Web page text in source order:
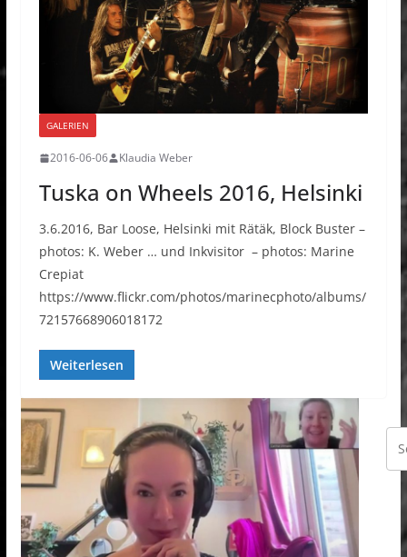
GALERIEN
2016-06-06 Klaudia Weber
Tuska on Wheels 2016, Helsinki
3.6.2016, Bar Loose, Helsinki mit Rätäk, Block Buster –
photos: K. Weber … und Inkvisitor – photos: Marine
Crepiat
https://www.flickr.com/photos/marinecphoto/albums/
72157668906018172
Weiterlesen